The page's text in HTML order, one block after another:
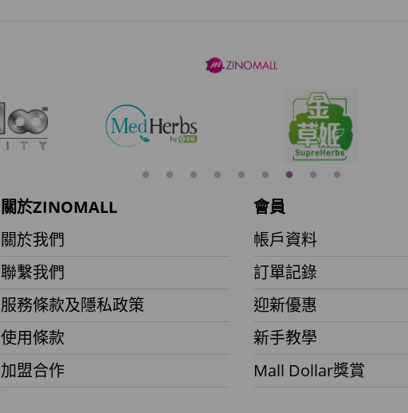
關於ZINOMALL
關於我們
聯繫我們
服務條款及隱私政策
使用條款
加盟合作
會員
帳戶資料
訂單記錄
迎新優惠
新手教學
Mall Dollar獎賞